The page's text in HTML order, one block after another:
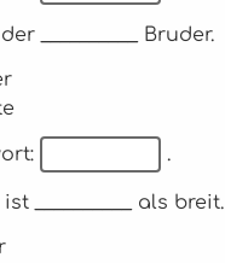
__________ Bruder.
.
__________ als breit.